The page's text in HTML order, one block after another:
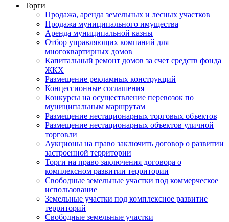
Торги
Продажа, аренда земельных и лесных участков
Продажа муниципального имущества
Аренда муниципальной казны
Отбор управляющих компаний для
многоквартирных домов
Капитальный ремонт домов за счет средств фонда
ЖКХ
Размещение рекламных конструкций
Концессионные соглашения
Конкурсы на осуществление перевозок по
муниципальным маршрутам
Размещение нестационарных торговых объектов
Размещение нестационарных объектов уличной
торговли
Аукционы на право заключить договор о развитии
застроенной территории
Торги на право заключения договора о
комплексном развитии территории
Свободные земельные участки под коммерческое
использование
Земельные участки под комплексное развитие
территорий
Свободные земельные участки